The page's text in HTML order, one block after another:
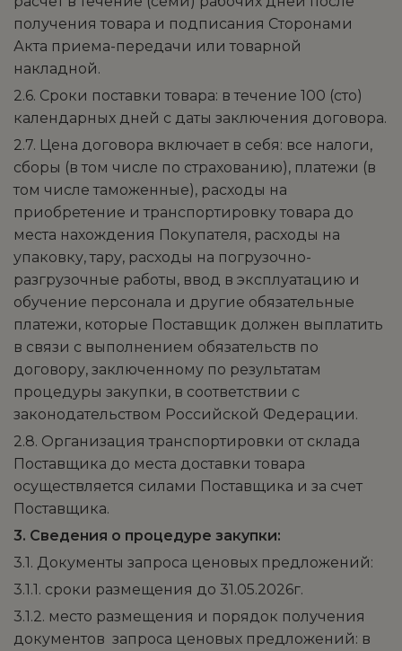
получения товара и подписания Сторонами
Акта приема-передачи или товарной
накладной.
2.6. Сроки поставки товара: в течение 100 (сто)
календарных дней с даты заключения договора.
2.7. Цена договора включает в себя: все налоги,
сборы (в том числе по страхованию), платежи (в
том числе таможенные), расходы на
приобретение и транспортировку товара до
места нахождения Покупателя, расходы на
упаковку, тару, расходы на погрузочно-
разгрузочные работы, ввод в эксплуатацию и
обучение персонала и другие обязательные
платежи, которые Поставщик должен выплатить
в связи с выполнением обязательств по
договору, заключенному по результатам
процедуры закупки, в соответствии с
законодательством Российской Федерации.
2.8. Организация транспортировки от склада
Поставщика до места доставки товара
осуществляется силами Поставщика и за счет
Поставщика.
3. Сведения о процедуре закупки:
3.1. Документы запроса ценовых предложений:
3.1.1. сроки размещения до 31.05.2026г.
3.1.2. место размещения и порядок получения
документов запроса ценовых предложений: в